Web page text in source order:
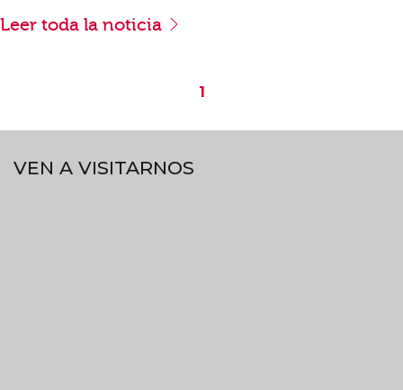
Leer toda la noticia
1
VEN A VISITARNOS